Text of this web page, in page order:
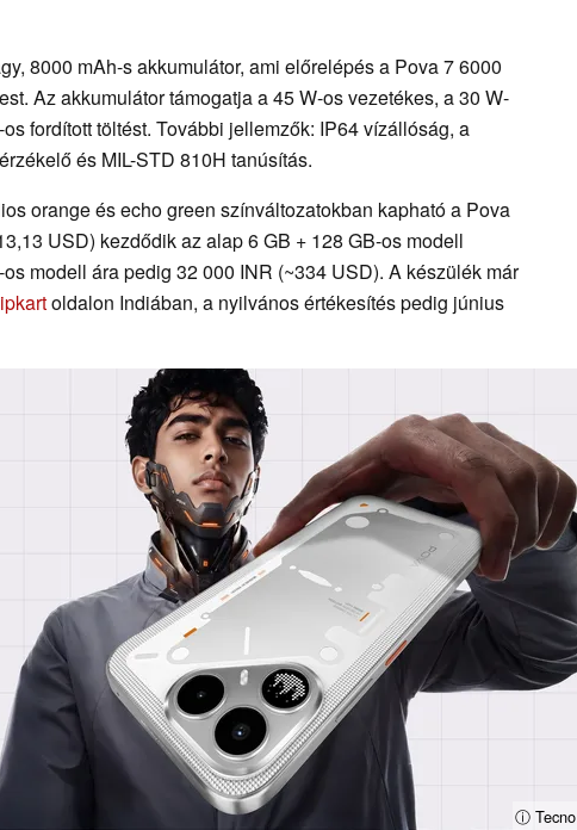
8000 mAh-s akkumulátor, ami előrelépés a Pova 7 6000
Az akkumulátor támogatja a 45 W-os vezetékes, a 30 W-
fordított töltést. További jellemzők: IP64 vízállóság, a
és MIL-STD 810H tanúsítás.
orange és echo green színváltozatokban kapható a Pova
USD) kezdődik az alap 6 GB + 128 GB-os modell
modell ára pedig 32 000 INR (~334 USD). A készülék már
oldalon Indiában, a nyilvános értékesítés pedig június
ⓘ Tecno